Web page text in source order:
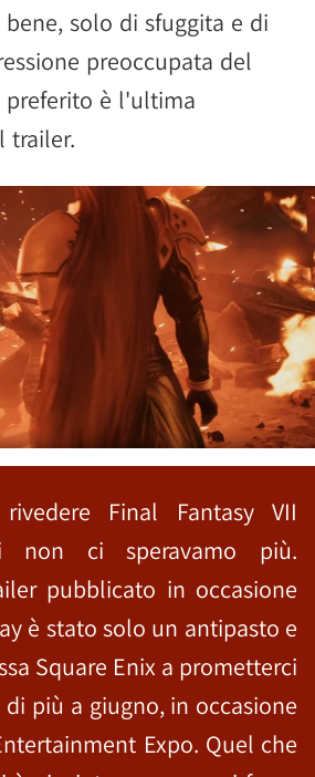
solo di sfuggita e di
preoccupata del
è l'ultima
trailer.
Final Fantasy VII
non ci speravamo più.
pubblicato in occasione
è stato solo un antipasto e
Square Enix a prometterci
più a giugno, in occasione
Expo. Quel che